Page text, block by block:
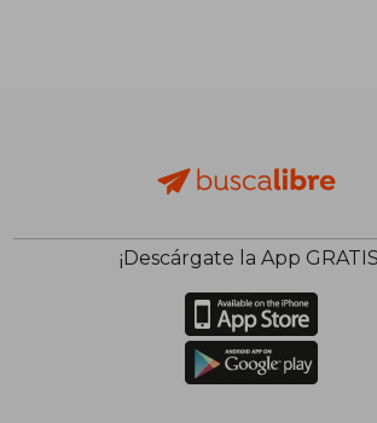
¡Descárgate la App